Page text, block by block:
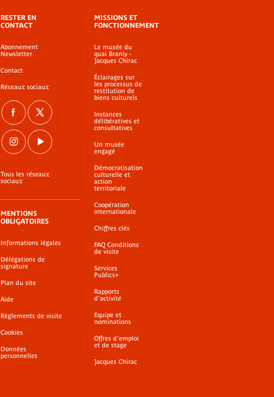
RESTER EN
CONTACT
Abonnement
Newsletter
Contact
Réseaux sociaux
Tous les réseaux
sociaux
MENTIONS
OBLIGATOIRES
Informations légales
Délégations de
signature
Plan du site
Aide
Règlements de visite
Cookies
Données
personnelles
MISSIONS ET
FONCTIONNEMENT
Le musée du
quai Branly -
Jacques Chirac
Éclairages sur
les processus de
restitution de
biens culturels
Instances
délibératives et
consultatives
Un musée
engagé
Démocratisation
culturelle et
action
territoriale
Coopération
internationale
Chiffres clés
FAQ Conditions
de visite
Services
Publics+
Rapports
d'activité
Equipe et
nominations
Offres d'emploi
et de stage
Jacques Chirac